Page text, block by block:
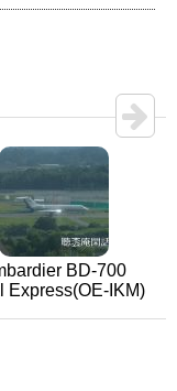
BD-700
Express(OE-IKM)